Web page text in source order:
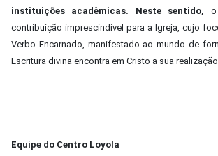
instituições acadêmicas. Neste sentido,
contribuição imprescindível para a Igreja, cujo
Verbo Encarnado, manifestado ao mundo de
Escritura divina encontra em Cristo a sua realização.
Equipe do Centro Loyola